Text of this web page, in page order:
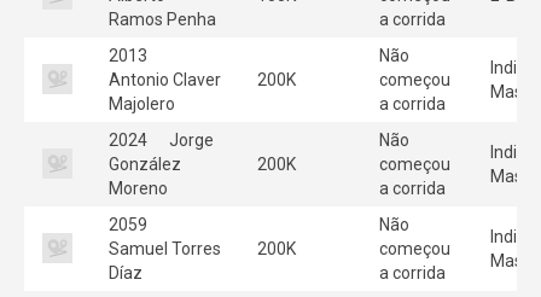
Ramos Penha
a corrida
2013
Antonio Claver
Majolero
200K
Não
começou
a corrida
2024
Jorge
González
Moreno
200K
Não
começou
a corrida
2059
Samuel Torres
Díaz
200K
Não
começou
a corrida